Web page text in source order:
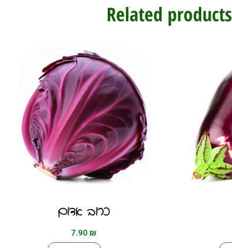
Related products
כרוב אדום
7.90₪